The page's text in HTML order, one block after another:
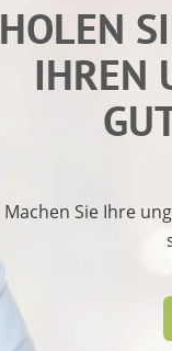
HOLEN
IHREN
Machen Sie Ihre